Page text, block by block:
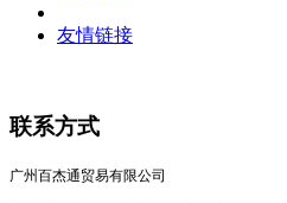
友情链接
联系方式
广州百杰通贸易有限公司